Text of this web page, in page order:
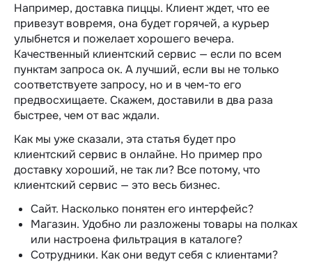
Например, доставка пиццы. Клиент ждет, что ее
привезут вовремя, она будет горячей, а курьер
улыбнется и пожелает хорошего вечера.
Качественный клиентский сервис — если по всем
пунктам запроса ок. А лучший, если вы не только
соответствуете запросу, но и в чем-то его
предвосхищаете. Скажем, доставили в два раза
быстрее, чем от вас ждали.
Как мы уже сказали, эта статья будет про
клиентский сервис в онлайне. Но пример про
доставку хороший, не так ли? Все потому, что
клиентский сервис — это весь бизнес.
Сайт. Насколько понятен его интерфейс?
Магазин. Удобно ли разложены товары на полках
или настроена фильтрация в каталоге?
Сотрудники. Как они ведут себя с клиентами?